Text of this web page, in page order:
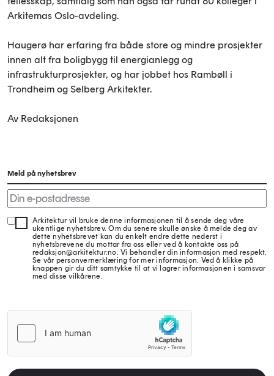
Arkitemas Oslo-avdeling.
Haugerø har erfaring fra både store og mindre prosjekter
innen alt fra boligbygg til energianlegg og
infrastrukturprosjekter, og har jobbet hos Rambøll i
Trondheim og Selberg Arkitekter.
Av Redaksjonen
Meld på nyhetsbrev
Arkitektur vil bruke denne informasjonen til å sende deg våre
ukentlige nyhetsbrev. Om du senere skulle ønske å melde deg av
dette nyhetsbrevet kan du enkelt endre dette nederst i
nyhetsbrevene du mottar fra oss eller ved å kontakte oss på
redaksjon@arkitektur.no. Vi behandler din informasjon med respekt.
Se vår personvernerklæring for mer informasjon. Ved å klikke på
knappen gir du ditt samtykke til at vi lagrer informasjonen i samsvar
med disse vilkårene.